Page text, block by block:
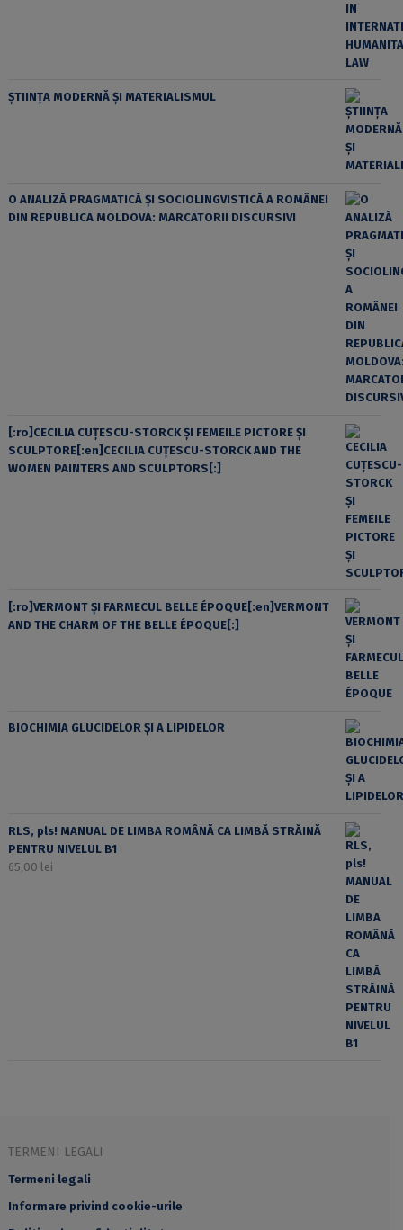
ȘTIINȚA MODERNĂ ȘI MATERIALISMUL
O ANALIZĂ PRAGMATICĂ ȘI SOCIOLINGVISTICĂ A ROMÂNEI
DIN REPUBLICA MOLDOVA: MARCATORII DISCURSIVI
[:ro]CECILIA CUŢESCU-STORCK ŞI FEMEILE PICTORE ŞI
SCULPTORE[:en]CECILIA CUŢESCU-STORCK AND THE
WOMEN PAINTERS AND SCULPTORS[:]
[:ro]VERMONT ȘI FARMECUL BELLE ÉPOQUE[:en]VERMONT
AND THE CHARM OF THE BELLE ÉPOQUE[:]
BIOCHIMIA GLUCIDELOR ȘI A LIPIDELOR
RLS, pls! MANUAL DE LIMBA ROMÂNĂ CA LIMBĂ STRĂINĂ
PENTRU NIVELUL B1
65,00 lei
TERMENI LEGALI
Termeni legali
Informare privind cookie-urile